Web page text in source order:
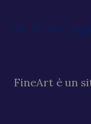
Go to the
FineArt è un